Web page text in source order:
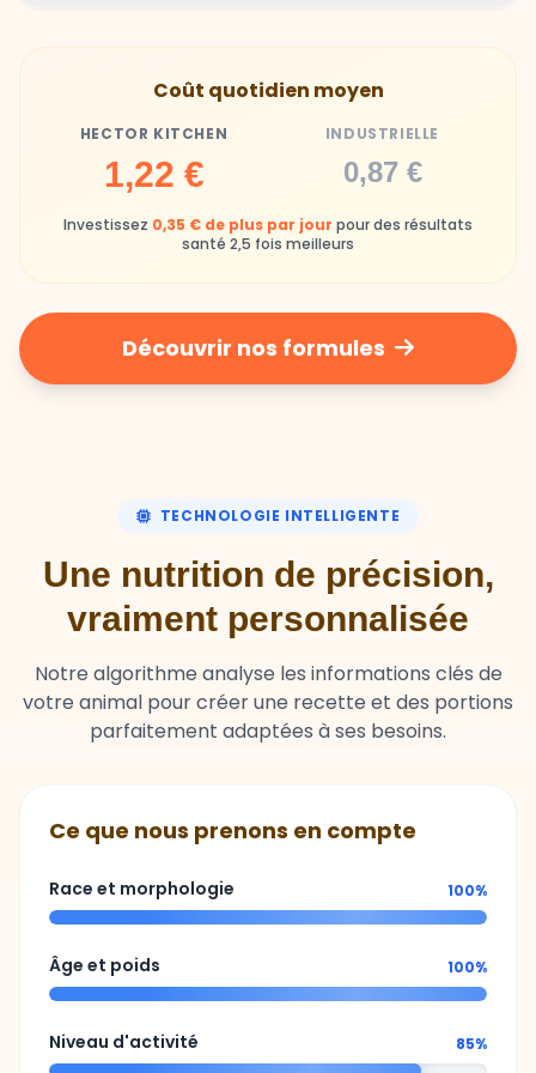
Industrielle
chimiques
Industrielle
Repas souvent boudés ou mangés sans plaisir
Coût quotidien moyen
HECTOR KITCHEN
1,22 €
INDUSTRIELLE
0,87 €
Investissez 0,35 € de plus par jour pour des résultats
santé 2,5 fois meilleurs
Découvrir nos formules
TECHNOLOGIE INTELLIGENTE
Une nutrition de précision,
vraiment personnalisée
Notre algorithme analyse les informations clés de
votre animal pour créer une recette et des portions
parfaitement adaptées à ses besoins.
Ce que nous prenons en compte
Race et morphologie 100%
Âge et poids 100%
Niveau d'activité 85%